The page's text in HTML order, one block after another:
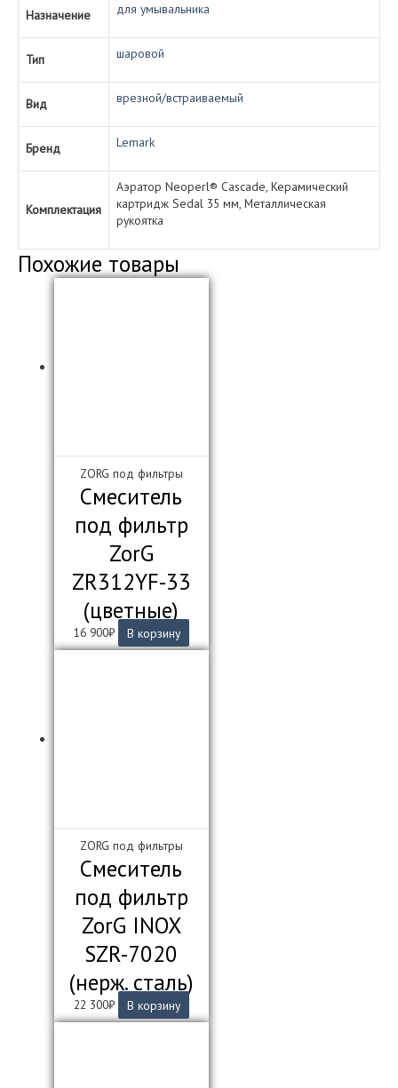
Назначение
для умывальника
Тип шаровой
Вид врезной/встраиваемый
Бренд Lemark
Комплектация
Аэратор Neoperl® Cascade, Керамический
картридж Sedal 35 мм, Металлическая
рукоятка
Похожие товары
ZORG под фильтры
Смеситель
под фильтр
ZorG
ZR312YF-33
(цветные)
16 900₽ В корзину
ZORG под фильтры
Смеситель
под фильтр
ZorG INOX
SZR-7020
(нерж. сталь)
22 300₽ В корзину